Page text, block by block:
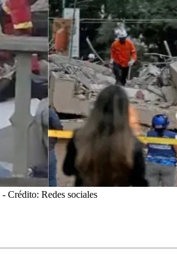
- Crédito: Redes sociales